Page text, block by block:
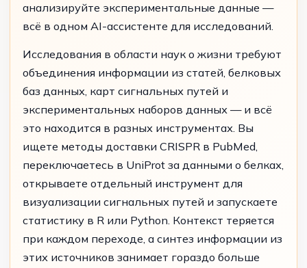
анализируйте экспериментальные данные —
всё в одном AI-ассистенте для исследований.
Исследования в области наук о жизни требуют
объединения информации из статей, белковых
баз данных, карт сигнальных путей и
экспериментальных наборов данных — и всё
это находится в разных инструментах. Вы
ищете методы доставки CRISPR в PubMed,
переключаетесь в UniProt за данными о белках,
открываете отдельный инструмент для
визуализации сигнальных путей и запускаете
статистику в R или Python. Контекст теряется
при каждом переходе, а синтез информации из
этих источников занимает гораздо больше